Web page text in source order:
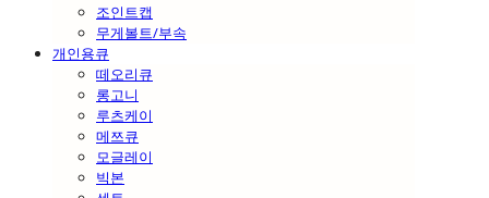
조인트캡
무게볼트/부속
개인용큐
떼오리큐
롱고니
루츠케이
메쯔큐
모글레이
빅본